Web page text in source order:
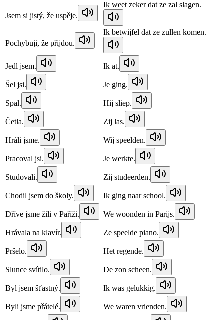
Jsem si jistý, že uspěje.
Ik weet zeker dat ze zal slagen.
Pochybuji, že přijdou.
Ik betwijfel dat ze zullen komen.
Jedl jsem. Ik at.
Šel jsi. Je ging.
Spal. Hij sliep.
Četla. Zij las.
Hráli jsme. Wij speelden.
Pracoval jsi. Je werkte.
Studovali. Zij studeerden.
Chodil jsem do školy. Ik ging naar school.
Dříve jsme žili v Paříži. We woonden in Parijs.
Hrávala na klavír. Ze speelde piano.
Pršelo. Het regende.
Slunce svítilo. De zon scheen.
Byl jsem šťastný. Ik was gelukkig.
Byli jsme přátelé. We waren vrienden.